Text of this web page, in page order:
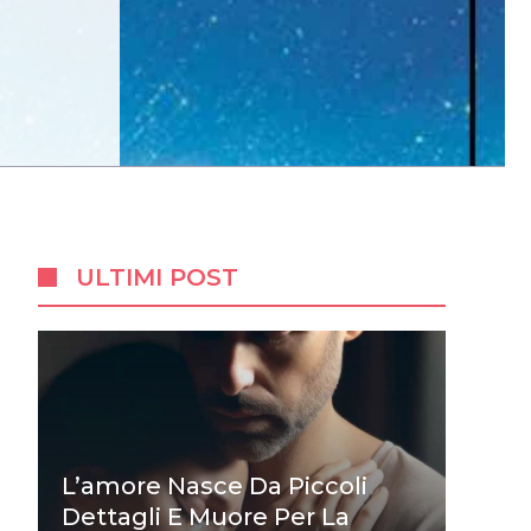
ULTIMI POST
L’amore Nasce Da Piccoli
Dettagli E Muore Per La